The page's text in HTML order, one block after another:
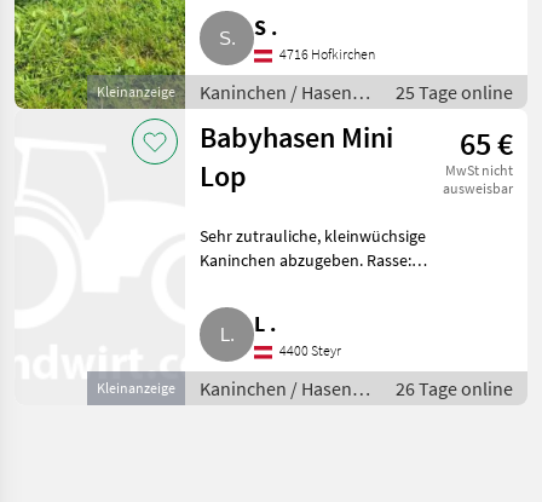
Kleinanzeige
gewöhnt. Immer in
Außenhaltung. Mutter und
Vater beide Blaue Wiener.
Können gerne jederz
S .
4716 Hofkirchen
Kaninchen / Hasen /
Jungkaninchen
25 Tage online
Kleinanzeige
Babyhasen Mini
Lop
65 €
MwSt nicht
ausweisbar
Sehr zutrauliche, kleinwüchsige
Kaninchen abzugeben. Rasse:
Jungkaninchen
L .
4400 Steyr
Kaninchen / Hasen /
Jungkaninchen
26 Tage online